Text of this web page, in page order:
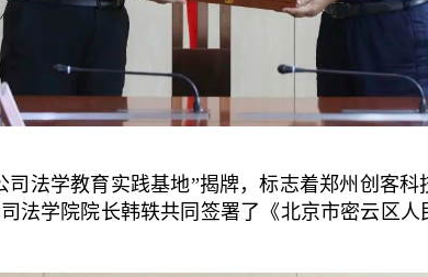
学教育实践基地”揭牌，标志着郑州创客科
法学院院长韩轶共同签署了《北京市密云区